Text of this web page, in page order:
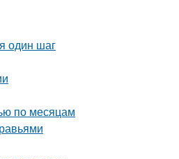
один шаг
по месяцам